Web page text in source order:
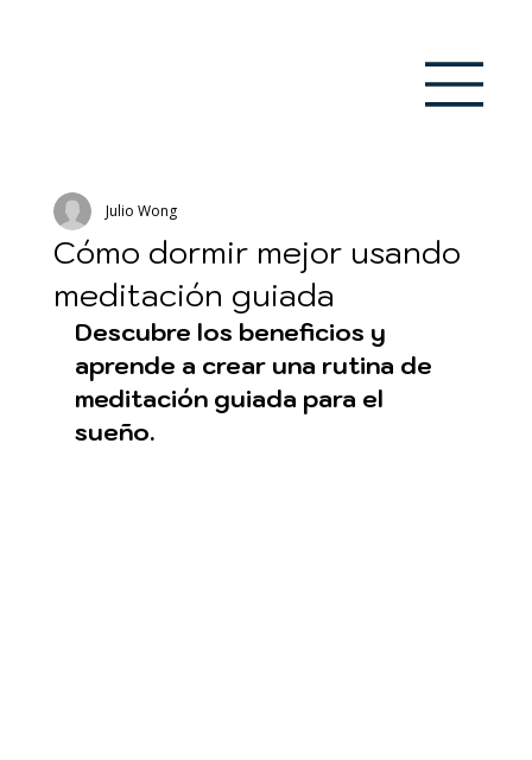
Cómo dormir mejor usando
meditación guiada
Julio Wong
Descubre los beneficios y
aprende a crear una rutina de
meditación guiada para el
sueño.